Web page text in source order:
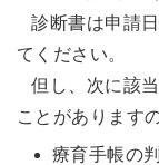
診断書は申請
てください。
但し、次に該
ことがあります
療育手帳の